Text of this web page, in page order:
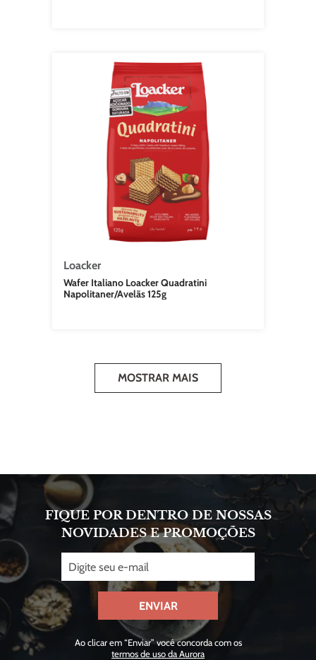
Loacker
Wafer Italiano Loacker Quadratini
Napolitaner/Avelãs 125g
MOSTRAR MAIS
FIQUE POR DENTRO DE NOSSAS
NOVIDADES E PROMOÇÕES
ENVIAR
Ao clicar em “Enviar” você concorda com os
termos de uso da Aurora